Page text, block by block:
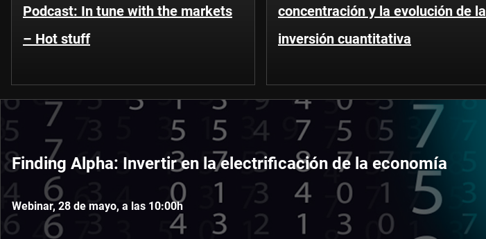
Podcast: In tune with the markets
– Hot stuff
concentración y la evolución de la
inversión cuantitativa
Finding Alpha: Invertir en la electrificación de la economía
Webinar, 28 de mayo, a las 10:00h